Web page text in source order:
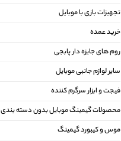
تجهیزات بازی با موبایل
خرید عمده
روم های جایزه دار پابجی
سایر لوازم جانبی موبایل
فیجت و ابزار سرگرم کننده
محصولات گیمینگ موبایل بدون دسته بندی
موس و کیبورد گیمینگ